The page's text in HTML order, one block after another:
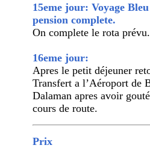
15eme jour: Voyage
pension complete.
On complete le rota prévu.
16eme jour:
Apres le petit déjeuner
Transfert a l’Aéroport de
Dalaman apres avoir
cours de route.
Prix